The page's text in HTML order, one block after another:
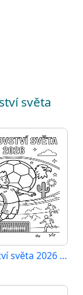
světa
Mistrovství světa 2026 k vytisknutí